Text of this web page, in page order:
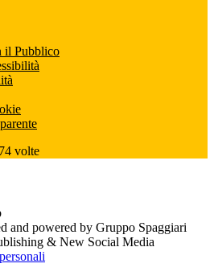
il Pubblico
volte
and powered by Gruppo Spaggiari
& New Social Media